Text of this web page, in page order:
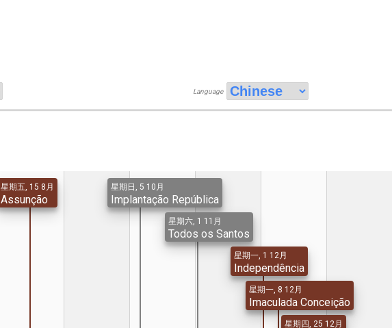
Language
星期五, 15 8月
Assunção
星期日, 5 10月
Implantação República
星期六, 1 11月
Todos os Santos
星期一, 1 12月
Independência
星期一, 8 12月
Imaculada Conceição
星期四, 25 12月